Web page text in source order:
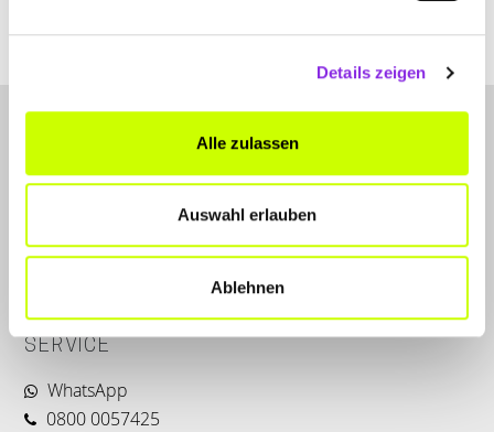
Details zeigen
Alle zulassen
Auswahl erlauben
Ablehnen
LET'S CONNECT
SERVICE
WhatsApp
0800 0057425